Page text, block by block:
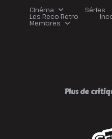
Cinéma Séries
Les Reco Retro
Membres
Plus de